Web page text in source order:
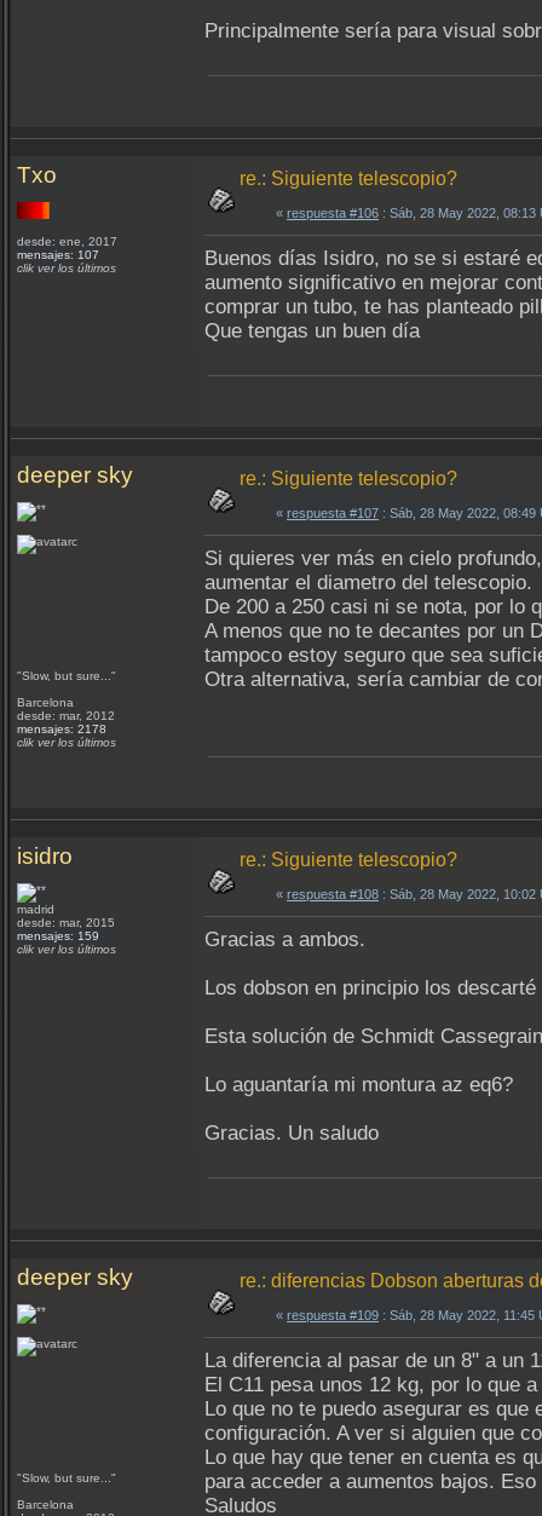
Principalmente sería para visual
Txo
desde: ene, 2017
mensajes: 107
clik ver los últimos
re.: Siguiente telescopio?
« respuesta #106 : Sáb, 28 May 2022, 08:13
Buenos días Isidro, no se si estaré
aumento significativo en mejorar
comprar un tubo, te has planteado
Que tengas un buen día
deeper sky
"Slow, but sure..."
Barcelona
desde: mar, 2012
mensajes: 2178
clik ver los últimos
re.: Siguiente telescopio?
« respuesta #107 : Sáb, 28 May 2022, 08:49
Si quieres ver más en cielo
aumentar el diametro del telescopio.
De 200 a 250 casi ni se nota, por lo
A menos que no te decantes por un
tampoco estoy seguro que sea
Otra alternativa, sería cambiar de
isidro
madrid
desde: mar, 2015
mensajes: 159
clik ver los últimos
re.: Siguiente telescopio?
« respuesta #108 : Sáb, 28 May 2022, 10:02
Gracias a ambos.
Los dobson en principio los
Esta solución de Schmidt
Lo aguantaría mi montura az eq6?
Gracias. Un saludo
deeper sky
"Slow, but sure..."
Barcelona
re.: diferencias Dobson aberturas
« respuesta #109 : Sáb, 28 May 2022, 11:45
La diferencia al pasar de un 8" a un
El C11 pesa unos 12 kg, por lo que
Lo que no te puedo asegurar es
configuración. A ver si alguien que
Lo que hay que tener en cuenta es
para acceder a aumentos bajos.
Saludos